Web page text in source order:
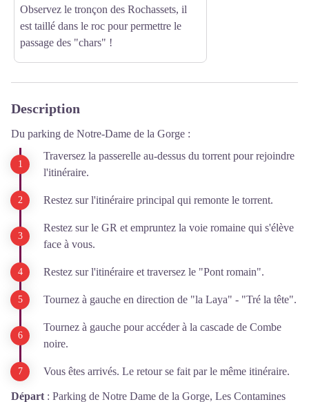
Observez le tronçon des Rochassets, il
est taillé dans le roc pour permettre le
passage des "chars" !
Description
Du parking de Notre-Dame de la Gorge :
Traversez la passerelle au-dessus du torrent pour rejoindre
l'itinéraire.
Restez sur l'itinéraire principal qui remonte le torrent.
Restez sur le GR et empruntez la voie romaine qui s'élève
face à vous.
Restez sur l'itinéraire et traversez le "Pont romain".
Tournez à gauche en direction de "la Laya" - "Tré la tête".
Tournez à gauche pour accéder à la cascade de Combe
noire.
Vous êtes arrivés. Le retour se fait par le même itinéraire.
Départ : Parking de Notre Dame de la Gorge, Les Contamines